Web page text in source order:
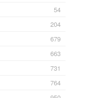
54
204
679
663
731
764